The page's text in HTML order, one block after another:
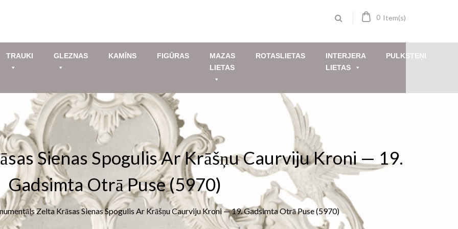
0 Item(s)
TRAUKI GLEZNAS KAMĪNS FIGŪRAS
MAZAS
LIETAS
ROTASLIETAS
INTERJERA
LIETAS
PULKSTEŅI
Sienas Spogulis Ar Krāšņu Caurviju Kroni — 19.
Gadsimta Otrā Puse (5970)
Zelta Krāsas Sienas Spogulis Ar Krāšņu Caurviju Kroni — 19. Gadsimta Otrā Puse (5970)